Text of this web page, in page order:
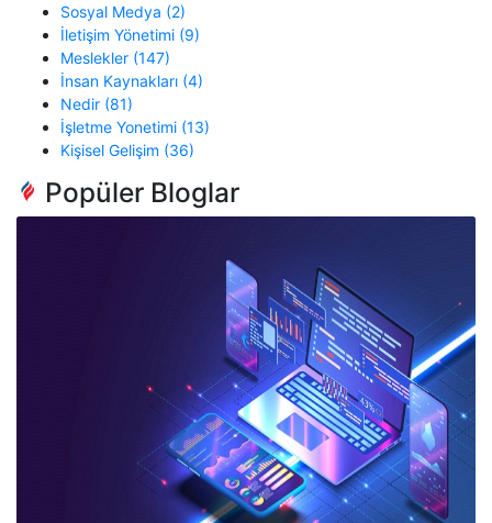
Sosyal Medya (2)
İletişim Yönetimi (9)
Meslekler (147)
İnsan Kaynakları (4)
Nedir (81)
İşletme Yonetimi (13)
Kişisel Gelişim (36)
Popüler Bloglar